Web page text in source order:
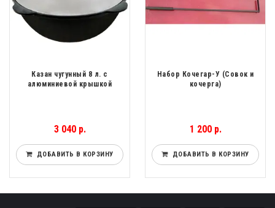
Казан чугунный 8 л. с
алюминиевой крышкой
3 040 р.
ДОБАВИТЬ В КОРЗИНУ
Набор Кочегар-У (Совок и
кочерга)
1 200 р.
ДОБАВИТЬ В КОРЗИНУ